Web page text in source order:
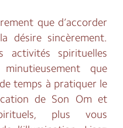
que d’accorder
désire sincèrement.
activités spirituelles
que
temps à pratiquer le
de Son Om et
plus vous